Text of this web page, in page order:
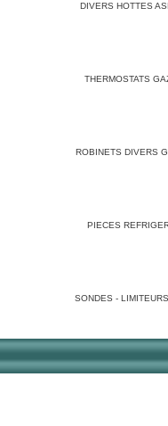
DIVERS HOTTES
THERMOSTATS
ROBINETS DIVERS
PIECES
SONDES -